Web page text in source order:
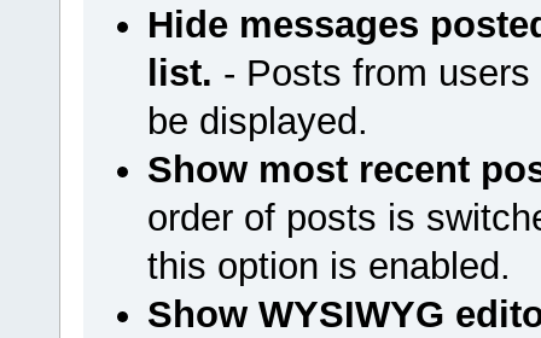
Hide messages
list. - Posts from
be displayed.
Show most recent
order of posts is
this option is enabled.
Show WYSIWYG